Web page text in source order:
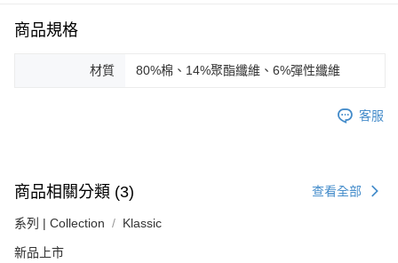
【「AFTEE先享後付」結帳流程】
１．於結帳方式選擇「AFTEE先享後付」後，將跳轉至「AFTEE先享後付」
２．訂單成立數日內，您將收到繳費通知簡訊。
※ 請注意：結帳手續完成當下不需立刻繳費，但若您需要取消訂單，請聯絡
是否繳費成功／繳費後需取消欲退款等相關疑問，請聯繫「AFTEE先享後付
客戶支援中心」https://netprotections.freshdesk.com/support/home
【注意事項】
１．透過由恩沛科技股份有限公司提供之「AFTEE先享後付」服務完成之交
每筆NT$120，滿NT$3,000(含以上)免運費
商品規格
材質 80%棉、14%聚酯纖維、6%彈性纖維
客服
商品相關分類 (3) 查看全部
系列 | Collection Klassic
新品上市